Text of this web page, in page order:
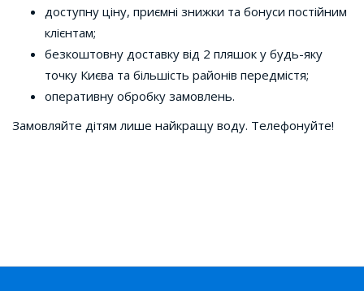
доступну ціну, приємні знижки та бонуси постійним
клієнтам;
безкоштовну доставку від 2 пляшок у будь-яку
точку Києва та більшість районів передмістя;
оперативну обробку замовлень.
Замовляйте дітям лише найкращу воду. Телефонуйте!